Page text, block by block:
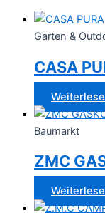
Garten &
CASA
Baumarkt
ZMC